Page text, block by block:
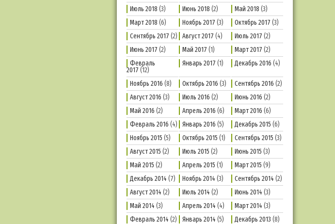
Июль 2018 (3) Июнь 2018 (2) Май 2018 (3)
Март 2018 (6) Ноябрь 2017 (3) Октябрь 2017 (3)
Сентябрь 2017 (2) Август 2017 (4) Июль 2017 (2)
Июнь 2017 (2) Май 2017 (1) Март 2017 (2)
Февраль
2017 (12)
Январь 2017 (1) Декабрь 2016 (4)
Ноябрь 2016 (8) Октябрь 2016 (3) Сентябрь 2016 (2)
Август 2016 (3) Июль 2016 (2) Июнь 2016 (2)
Май 2016 (2) Апрель 2016 (6) Март 2016 (6)
Февраль 2016 (4) Январь 2016 (5) Декабрь 2015 (6)
Ноябрь 2015 (5) Октябрь 2015 (1) Сентябрь 2015 (3)
Август 2015 (2) Июль 2015 (2) Июнь 2015 (3)
Май 2015 (2) Апрель 2015 (1) Март 2015 (9)
Декабрь 2014 (7) Ноябрь 2014 (3) Сентябрь 2014 (2)
Август 2014 (2) Июль 2014 (2) Июнь 2014 (3)
Май 2014 (3) Апрель 2014 (4) Март 2014 (3)
Февраль 2014 (2) Январь 2014 (5) Декабрь 2013 (8)